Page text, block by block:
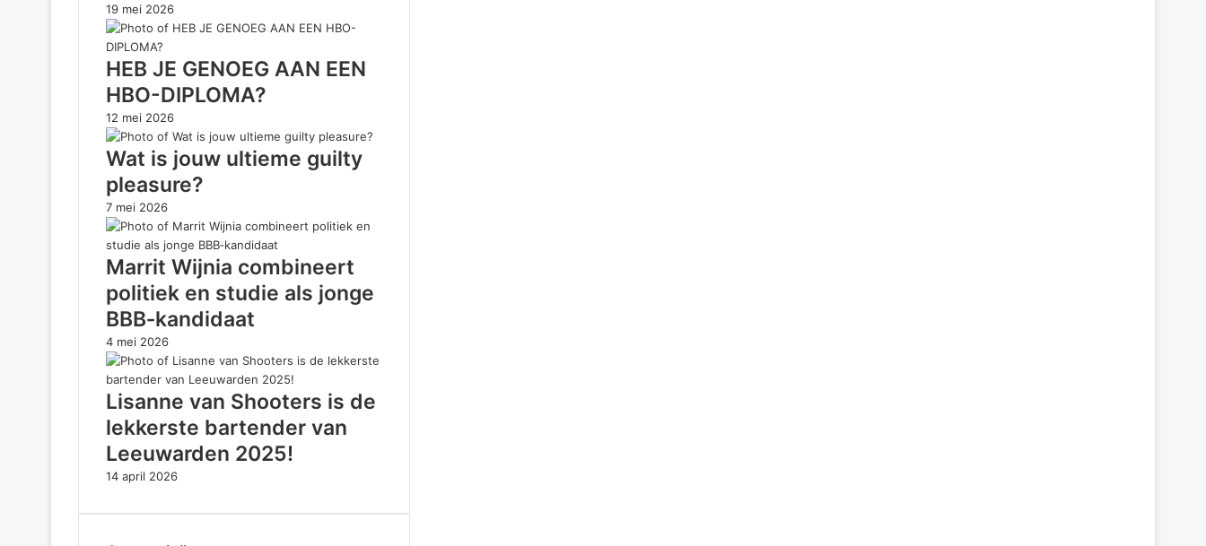
19 mei 2026
HEB JE GENOEG AAN EEN
HBO-DIPLOMA?
12 mei 2026
Wat is jouw ultieme guilty
pleasure?
7 mei 2026
Marrit Wijnia combineert
politiek en studie als jonge
BBB‑kandidaat
4 mei 2026
Lisanne van Shooters is de
lekkerste bartender van
Leeuwarden 2025!
14 april 2026